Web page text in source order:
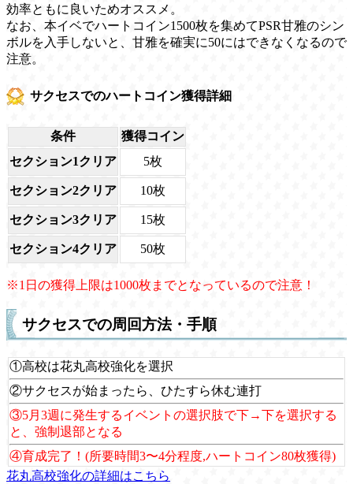
効率ともに良いためオススメ。
なお、本イベでハートコイン1500枚を集めてPSR甘雅のシン
ボルを入手しないと、甘雅を確実に50にはできなくなるので
注意。
サクセスでのハートコイン獲得詳細
条件
獲得コイン
セクション1クリア
5枚
セクション2クリア 10枚
セクション3クリア 15枚
セクション4クリア 50枚
※1日の獲得上限は1000枚までとなっているので注意！
サクセスでの周回方法・手順
①高校は花丸高校強化を選択
②サクセスが始まったら、ひたすら休む連打
③5月3週に発生するイベントの選択肢で下→下を選択する
と、強制退部となる
④育成完了！(所要時間3〜4分程度,ハートコイン80枚獲得)
花丸高校強化の詳細はこちら